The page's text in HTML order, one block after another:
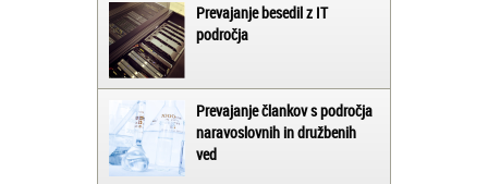
Prevajanje besedil z IT
področja
Prevajanje člankov s področja
naravoslovnih in družbenih
ved